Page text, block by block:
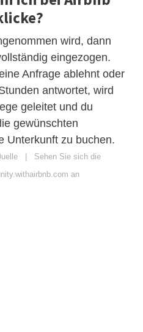
wird, dann
eingezogen.
Anfrage ablehnt oder
antwortet, wird
geleitet und du
gewünschten
Unterkunft zu buchen.
Sehen Sie sich die
an